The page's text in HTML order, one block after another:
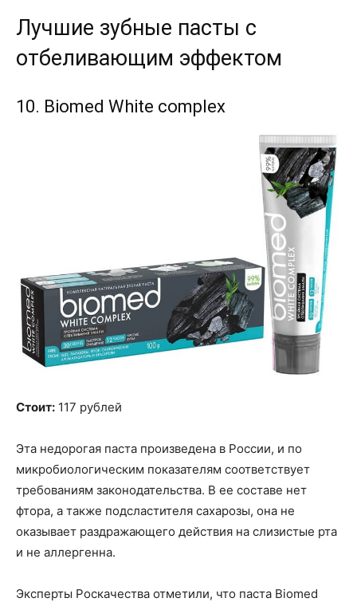
Лучшие зубные пасты с
отбеливающим эффектом
10. Biomed White complex
Стоит: 117 рублей
Эта недорогая паста произведена в России, и по
микробиологическим показателям соответствует
требованиям законодательства. В ее составе нет
фтора, а также подсластителя сахарозы, она не
оказывает раздражающего действия на слизистые рта
и не аллергенна.
Эксперты Роскачества отметили, что паста Biomed